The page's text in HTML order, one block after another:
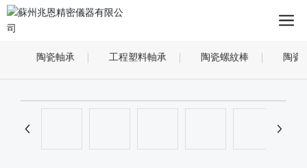
陶瓷軸承 工程塑料軸承 陶瓷螺紋棒 陶瓷